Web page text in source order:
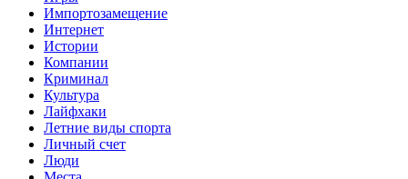
Импортозамещение
Интернет
Истории
Компании
Криминал
Культура
Лайфхаки
Летние виды спорта
Личный счет
Люди